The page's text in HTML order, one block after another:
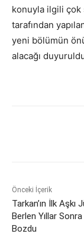
konuyla ilgili çok
tarafından
yeni bölümün
alacağı
Önceki İçerik
Tarkan’ın İlk Aşkı
Berlen Yıllar
Bozdu